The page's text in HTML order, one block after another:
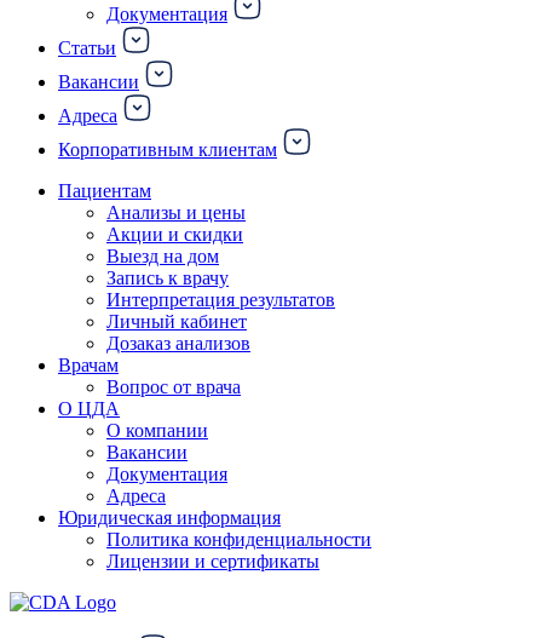
Документация
Статьи
Вакансии
Адреса
Корпоративным клиентам
Пациентам
Анализы и цены
Акции и скидки
Выезд на дом
Запись к врачу
Интерпретация результатов
Личный кабинет
Дозаказ анализов
Врачам
Вопрос от врача
О ЦДА
О компании
Вакансии
Документация
Адреса
Юридическая информация
Политика конфиденциальности
Лицензии и сертификаты